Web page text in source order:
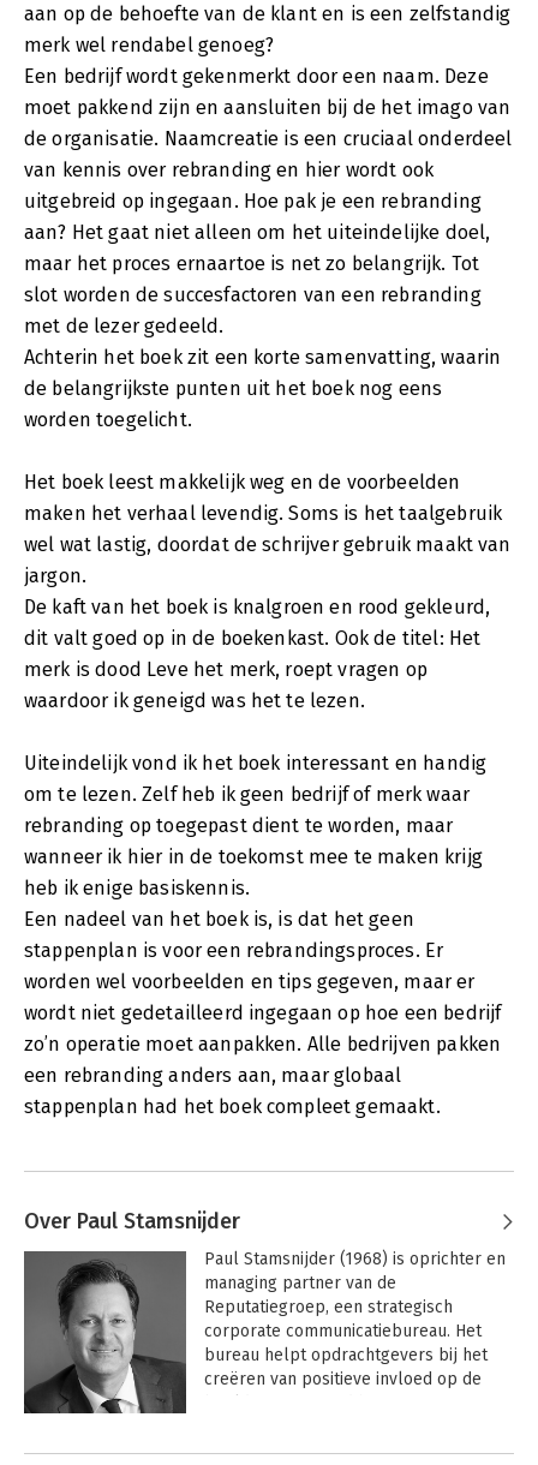
aan op de behoefte van de klant en is een zelfstandig
merk wel rendabel genoeg?
Een bedrijf wordt gekenmerkt door een naam. Deze
moet pakkend zijn en aansluiten bij de het imago van
de organisatie. Naamcreatie is een cruciaal onderdeel
van kennis over rebranding en hier wordt ook
uitgebreid op ingegaan. Hoe pak je een rebranding
aan? Het gaat niet alleen om het uiteindelijke doel,
maar het proces ernaartoe is net zo belangrijk. Tot
slot worden de succesfactoren van een rebranding
met de lezer gedeeld.
Achterin het boek zit een korte samenvatting, waarin
de belangrijkste punten uit het boek nog eens
worden toegelicht.
Het boek leest makkelijk weg en de voorbeelden
maken het verhaal levendig. Soms is het taalgebruik
wel wat lastig, doordat de schrijver gebruik maakt van
jargon.
De kaft van het boek is knalgroen en rood gekleurd,
dit valt goed op in de boekenkast. Ook de titel: Het
merk is dood Leve het merk, roept vragen op
waardoor ik geneigd was het te lezen.
Uiteindelijk vond ik het boek interessant en handig
om te lezen. Zelf heb ik geen bedrijf of merk waar
rebranding op toegepast dient te worden, maar
wanneer ik hier in de toekomst mee te maken krijg
heb ik enige basiskennis.
Een nadeel van het boek is, is dat het geen
stappenplan is voor een rebrandingsproces. Er
worden wel voorbeelden en tips gegeven, maar er
wordt niet gedetailleerd ingegaan op hoe een bedrijf
zo’n operatie moet aanpakken. Alle bedrijven pakken
een rebranding anders aan, maar globaal
stappenplan had het boek compleet gemaakt.
Over Paul Stamsnijder
Paul Stamsnijder (1968) is oprichter en
managing partner van de
Reputatiegroep, een strategisch
corporate communicatiebureau. Het
bureau helpt opdrachtgevers bij het
creëren van positieve invloed op de
Stamsnijder is gespecialiseerd in
Andere boeken door Paul